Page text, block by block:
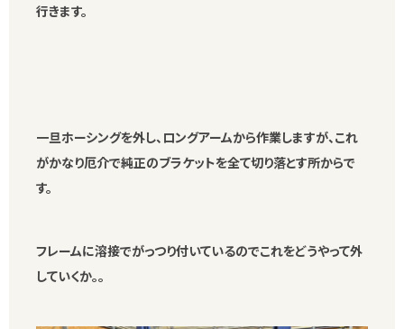
行きます。
一旦ホーシングを外し、ロングアームから作業しますが、これ
がかなり厄介で純正のブラケットを全て切り落とす所からで
す。
フレームに溶接でがっつり付いているのでこれをどうやって外
していくか。。